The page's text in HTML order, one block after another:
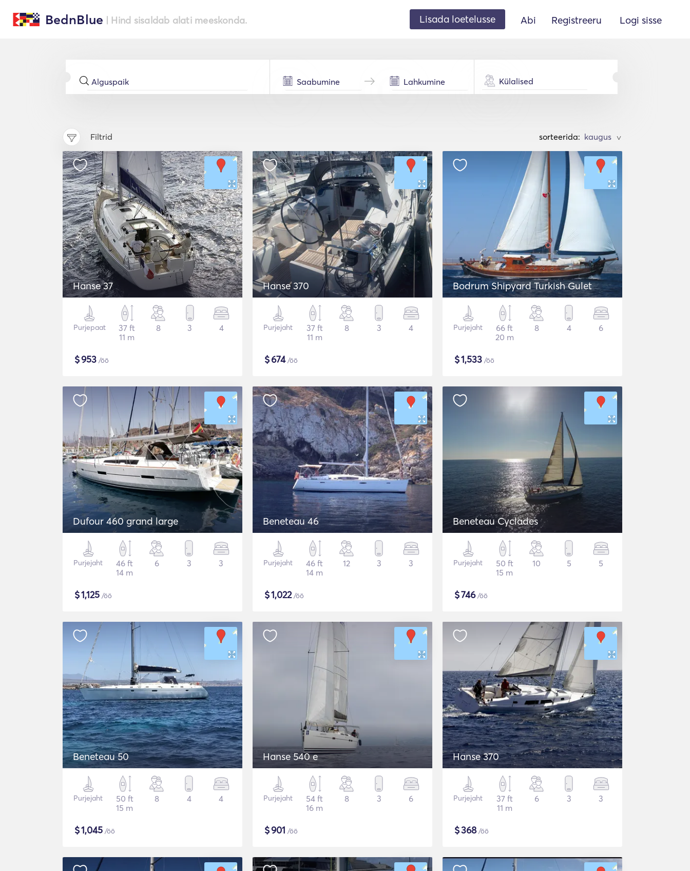
BednBlue | Hind sisaldab alati meeskonda. Lisada loetelusse Abi Registreeru Logi sisse
Külalised
Filtrid sorteerida: >
Hanse 37
Purjepaat
37 ft
11 m
8 3 4
$953 /öö
Hanse 370
Purjejaht
37 ft
11 m
8 3 4
$674/öö
Bodrum Shipyard Turkish Gulet
Purjejaht
66 ft
20 m
8 4 6
$1,533 /öö
Dufour 460 grand large
Purjejaht
46 ft
14 m
6 3 3
$1,125 /öö
Beneteau 46
Purjejaht
46 ft
14 m
12 3 3
$1,022/öö
Beneteau Cyclades
Purjejaht
50 ft
15 m
10 5 5
$746/öö
Beneteau 50
Purjejaht
50 ft
15 m
8 4 4
$1,045 /öö
Hanse 540 e
Purjejaht
54 ft
16 m
8 3 6
$901 /öö
Hanse 370
Purjejaht
37 ft
11 m
6 3 3
$368/öö